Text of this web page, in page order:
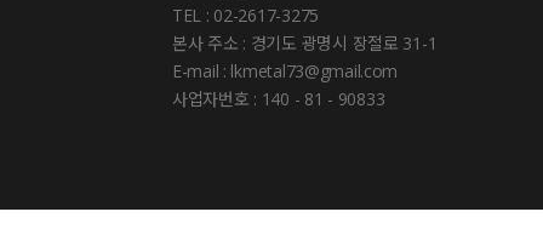
TEL : 02-2617-3275
본사 주소 : 경기도 광명시 장절로 31-1
E-mail : lkmetal73@gmail.com
사업자번호 : 140 - 81 - 90833